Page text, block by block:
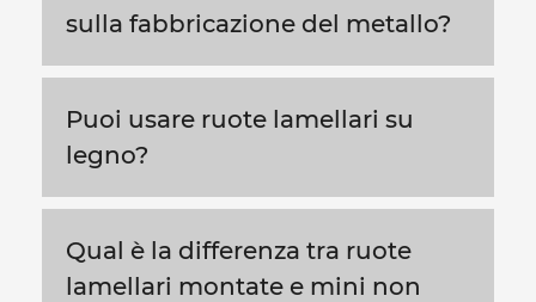
sulla fabbricazione del metallo?
Puoi usare ruote lamellari su
legno?
Qual è la differenza tra ruote
lamellari montate e mini non